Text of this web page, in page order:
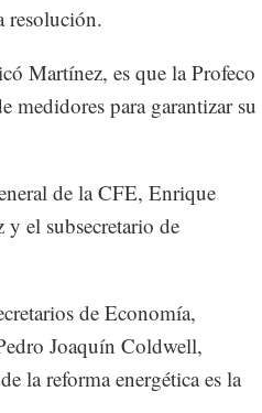
resolución.
Martínez, es que la Profeco
medidores para garantizar su
de la CFE, Enrique
el subsecretario de
de Economía,
Joaquín Coldwell,
la reforma energética es la